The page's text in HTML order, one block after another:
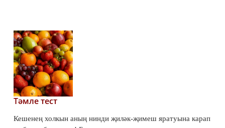
Тәмле тест
Кешенең холкын аның нинди җиләк-җимеш яратуына карап